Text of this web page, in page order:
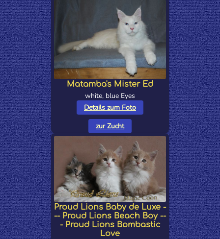
Matamba's Mister Ed
white, blue Eyes
Details zum Foto
zur Zucht
Proud Lions Baby de Luxe -
-- Proud Lions Beach Boy --
- Proud Lions Bombastic
Love